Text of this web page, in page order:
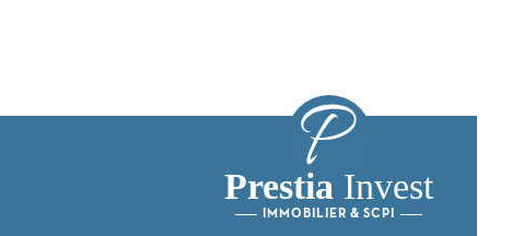
Prestia Invest
IMMOBILIER & SCPI